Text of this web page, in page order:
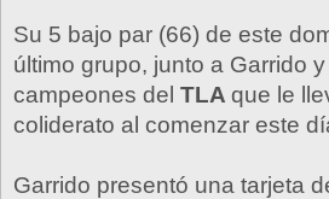
Su 5 bajo par (66) de este
último grupo, junto a Garrido
campeones del TLA que le
coliderato al comenzar este
Garrido presentó una tarjeta